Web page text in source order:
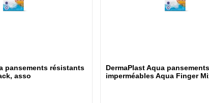
pansements résistants
asso
DermaPlast Aqua pansements
imperméables Aqua Finger